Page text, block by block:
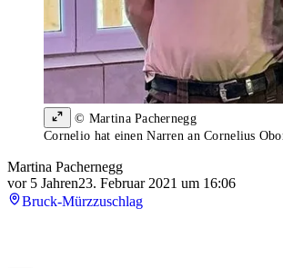
© Martina Pachernegg
Cornelio hat einen Narren an Cornelius
Martina Pachernegg
vor 5 Jahren23. Februar 2021 um 16:06
Bruck-Mürzzuschlag